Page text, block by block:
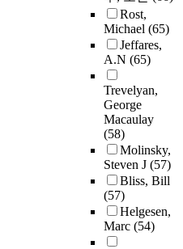
Rost,
Michael (65)
Jeffares,
A.N (65)
Trevelyan,
George
Macaulay
(58)
Molinsky,
Steven J (57)
Bliss, Bill
(57)
Helgesen,
Marc (54)